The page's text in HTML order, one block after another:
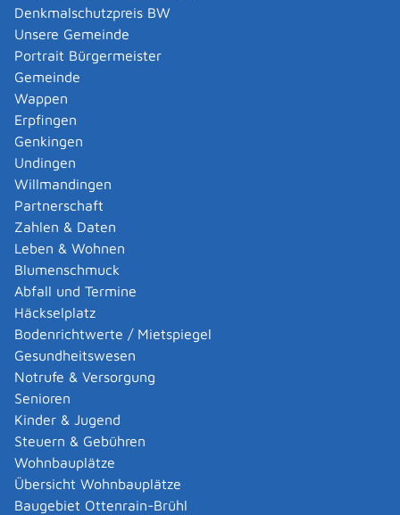
Denkmalschutzpreis BW
Unsere Gemeinde
Portrait Bürgermeister
Gemeinde
Wappen
Erpfingen
Genkingen
Undingen
Willmandingen
Partnerschaft
Zahlen & Daten
Leben & Wohnen
Blumenschmuck
Abfall und Termine
Häckselplatz
Bodenrichtwerte / Mietspiegel
Gesundheitswesen
Notrufe & Versorgung
Senioren
Kinder & Jugend
Steuern & Gebühren
Wohnbauplätze
Übersicht Wohnbauplätze
Baugebiet Ottenrain-Brühl
Leistungsdetails
Voraussetzungen
Sie können eine Verlängerung der täglichen Arbeitszeit
Ihrer Arbeitnehmenden unter folgenden
Voraussetzungen beantragen:
Für einen kontinuierlichen Schichtbetrieb, wenn
zusätzliche Freischichten erreicht werden.
Zusätzliche Freischichten liegen vor, wenn durch
die Verlängerung der Arbeitszeit für die betroffenen
Arbeitnehmenden mehr freie zusammenhängende
Tage zur Verfügung stehen als vorher.
Für Bau- und Montagestellen, besonders relevant,
wenn der Einsatzort vom Wohnort der
Arbeitnehmenden weit entfernt ist und den
Beschäftigten für die verlängerte Arbeitszeit auf
der Bau- oder Montagestelle eine entsprechend
längere Ruhezeit am Wohnort sichergestellt wird.
Für Ihren Saison- oder Kampagnenbetrieb, wenn
für die bestimmte Jahreszeit ein
außergewöhnlicher Arbeitsanfall besteht, der nicht
durch andere organisatorische Maßnahmen